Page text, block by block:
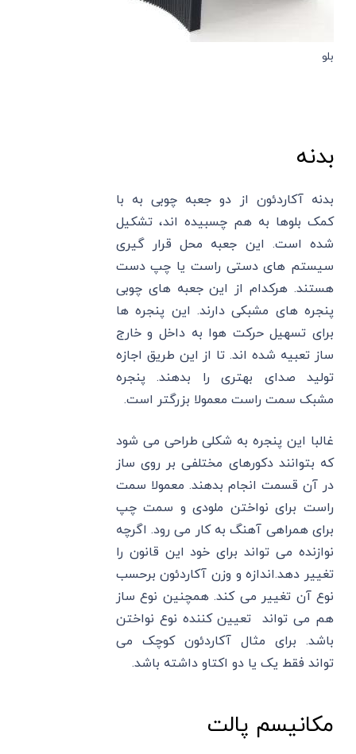
بلو
بدنه
بدنه آکاردئون از دو جعبه چوبی به با
کمک بلوها به هم چسبیده اند، تشکیل
شده است. این جعبه محل قرار گیری
سیستم های دستی راست یا چپ دست
هستند. هرکدام از این جعبه های چوبی
پنجره های مشبکی دارند. این پنجره ها
برای تسهیل حرکت هوا به داخل و خارج
ساز تعبیه شده اند. تا از این طریق اجازه
تولید صدای بهتری را بدهند. پنجره
مشبک سمت راست معمولا بزرگتر است.
غالبا این پنجره به شکلی طراحی می شود
که بتوانند دکورهای مختلفی بر روی ساز
در آن قسمت انجام بدهند. معمولا سمت
راست برای نواختن ملودی و سمت چپ
برای همراهی آهنگ به کار می رود. اگرچه
نوازنده می تواند برای خود این قانون را
تغییر دهد.اندازه و وزن آکاردئون برحسب
نوع آن تغییر می کند. همچنین نوع ساز
هم می تواند تعیین کننده نوع نواختن
باشد. برای مثال آکاردئون کوچک می
تواند فقط یک یا دو اکتاو داشته باشد.
مکانیسم پالت